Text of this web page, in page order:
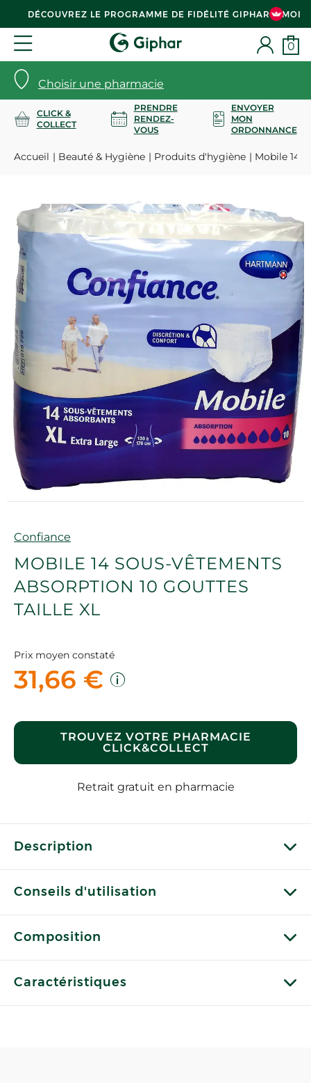
DÉCOUVREZ LE PROGRAMME DE FIDÉLITÉ GIPHAR & MOI
Choisir une pharmacie
0
CLICK &
COLLECT
PRENDRE
RENDEZ-
VOUS
ENVOYER
MON
ORDONNANCE
Accueil Beauté & Hygiène Produits d'hygiène Mobile 14
Marque
Confiance
MOBILE 14 SOUS-VÊTEMENTS
ABSORPTION 10 GOUTTES
TAILLE XL
Prix moyen constaté
31,66 €
TROUVEZ VOTRE PHARMACIE
CLICK&COLLECT
Retrait gratuit en pharmacie
Description
Conseils d'utilisation
Composition
Caractéristiques